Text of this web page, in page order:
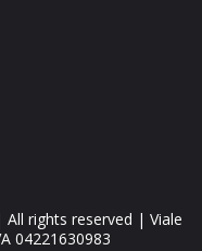
All rights reserved | Viale
04221630983